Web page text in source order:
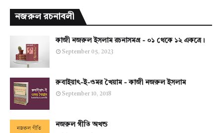
নজরুল রচনাবলী
কাজী নজরুল ইসলাম রচনাসমগ্র - ০১ থেকে ১২ একত্রে।
September 05, 2023
রুবাইয়াৎ-ই-ওমর খৈয়াম - কাজী নজরুল ইসলাম
September 10, 2018
নজরুল গীতি অখন্ড